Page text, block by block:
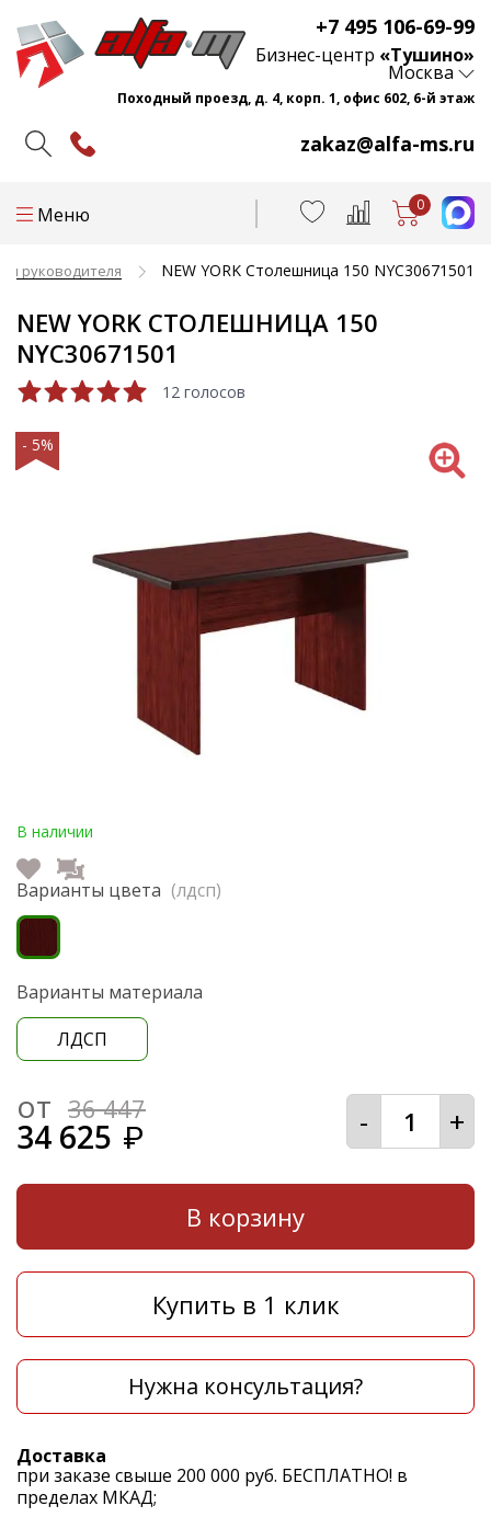
+7 495 106-69-99
zakaz@alfa-ms.ru
Бизнес-центр «Тушино»
Москва
Походный проезд, д. 4, корп. 1, офис 602, 6-й этаж
Меню 0
руководителя NEW YORK Столешница 150 NYC30671501
NEW YORK СТОЛЕШНИЦА 150
NYC30671501
12 голосов
- 5%
В наличии
Варианты цвета (лдсп)
Варианты материала
ЛДСП
от 36 447
34 625 ₽ - +
В корзину
Купить в 1 клик
Нужна консультация?
Доставка
при заказе свыше 200 000 руб. БЕСПЛАТНО! в
пределах МКАД;